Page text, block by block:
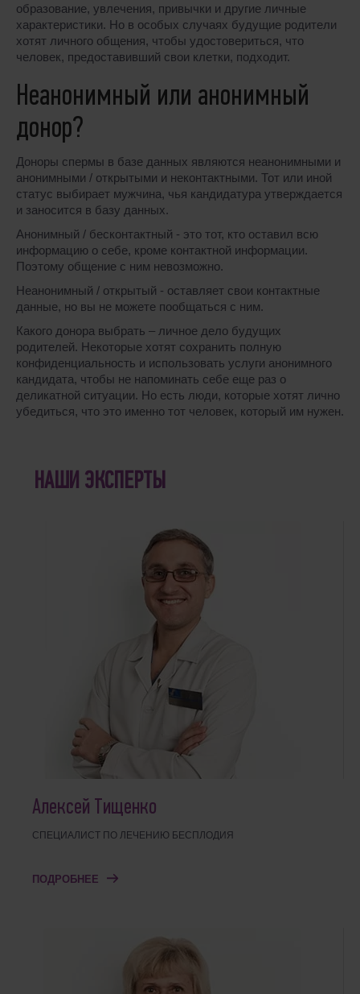
образование, увлечения, привычки и другие личные
характеристики. Но в особых случаях будущие родители
хотят личного общения, чтобы удостовериться, что
человек, предоставивший свои клетки, подходит.
Неанонимный или анонимный
донор?
Доноры спермы в базе данных являются неанонимными и
анонимными / открытыми и неконтактными. Тот или иной
статус выбирает мужчина, чья кандидатура утверждается
и заносится в базу данных.
Анонимный / бесконтактный - это тот, кто оставил всю
информацию о себе, кроме контактной информации.
Поэтому общение с ним невозможно.
Неанонимный / открытый - оставляет свои контактные
данные, но вы не можете пообщаться с ним.
Какого донора выбрать – личное дело будущих
родителей. Некоторые хотят сохранить полную
конфиденциальность и использовать услуги анонимного
кандидата, чтобы не напоминать себе еще раз о
деликатной ситуации. Но есть люди, которые хотят лично
убедиться, что это именно тот человек, который им нужен.
НАШИ ЭКСПЕРТЫ
Алексей Тищенко
СПЕЦИАЛИСТ ПО ЛЕЧЕНИЮ БЕСПЛОДИЯ
ПОДРОБНЕЕ